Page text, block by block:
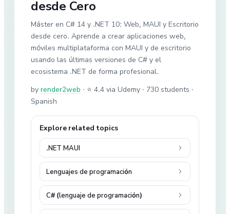
desde Cero
Máster en C# 14 y .NET 10: Web, MAUI y Escritorio
desde cero. Aprende a crear aplicaciones web,
móviles multiplataforma con MAUI y de escritorio
usando las últimas versiones de C# y el
ecosistema .NET de forma profesional.
by render2web · ⭐ 4.4 via Udemy · 730 students ·
Spanish
Explore related topics
.NET MAUI
Lenguajes de programación
C# (lenguaje de programación)